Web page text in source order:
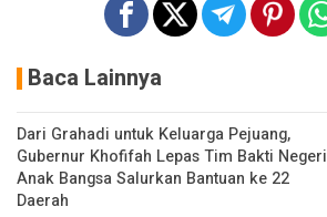
Baca Lainnya
Dari Grahadi untuk Keluarga Pejuang,
Gubernur Khofifah Lepas Tim Bakti Negeri
Anak Bangsa Salurkan Bantuan ke 22
Daerah